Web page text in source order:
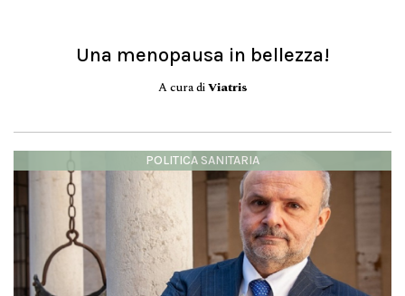
Una menopausa in bellezza!
A cura diViatris
POLITICA SANITARIA